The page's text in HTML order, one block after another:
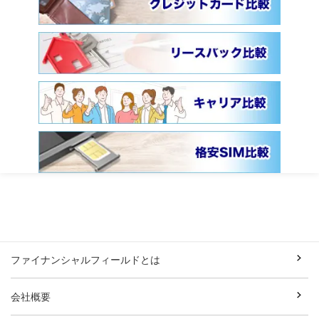
ファイナンシャルフィールドとは
会社概要